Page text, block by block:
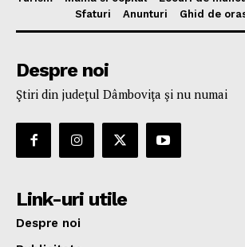
Sfaturi
Anunturi Ghid de
Despre noi
Ştiri din judeţul Dâmboviţa şi nu numai
Link-uri utile
Despre noi